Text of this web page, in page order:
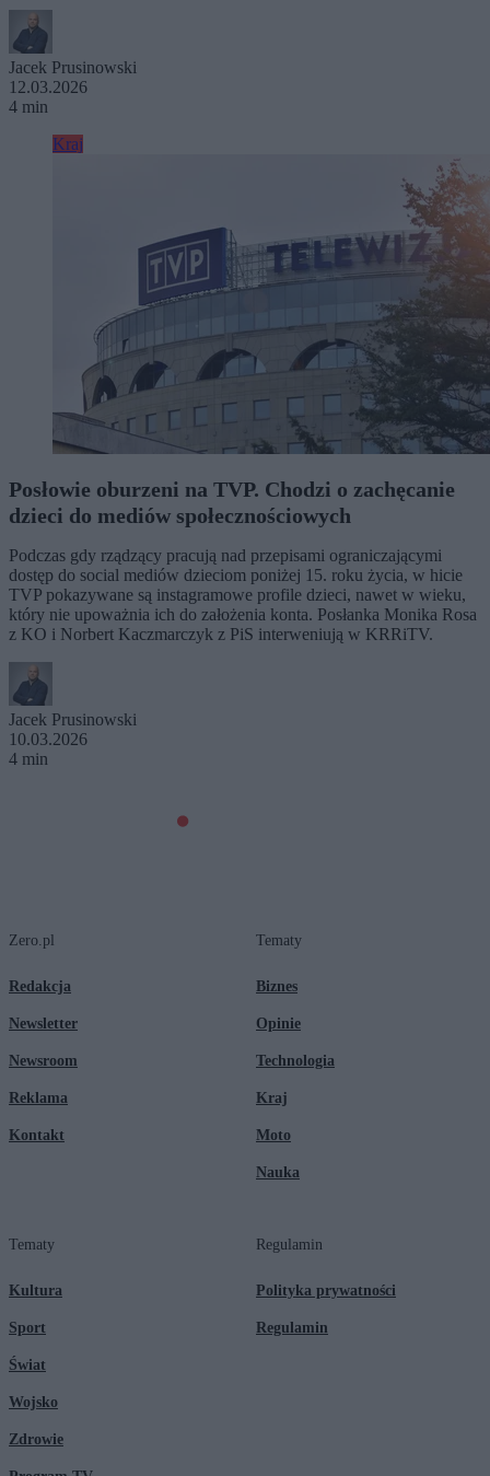
Jacek Prusinowski
12.03.2026
4 min
Kraj
Posłowie oburzeni na TVP. Chodzi o zachęcanie
dzieci do mediów społecznościowych
Podczas gdy rządzący pracują nad przepisami ograniczającymi
dostęp do social mediów dzieciom poniżej 15. roku życia, w hicie
TVP pokazywane są instagramowe profile dzieci, nawet w wieku,
który nie upoważnia ich do założenia konta. Posłanka Monika Rosa
z KO i Norbert Kaczmarczyk z PiS interweniują w KRRiTV.
Jacek Prusinowski
10.03.2026
4 min
Zero.pl
Redakcja
Newsletter
Newsroom
Reklama
Kontakt
Tematy
Biznes
Opinie
Technologia
Kraj
Moto
Nauka
Tematy
Kultura
Sport
Świat
Wojsko
Zdrowie
Regulamin
Polityka prywatności
Regulamin